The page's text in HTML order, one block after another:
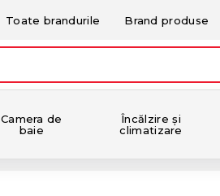
Toate brandurile Brand produse
Camera de
baie
Încălzire și
climatizare